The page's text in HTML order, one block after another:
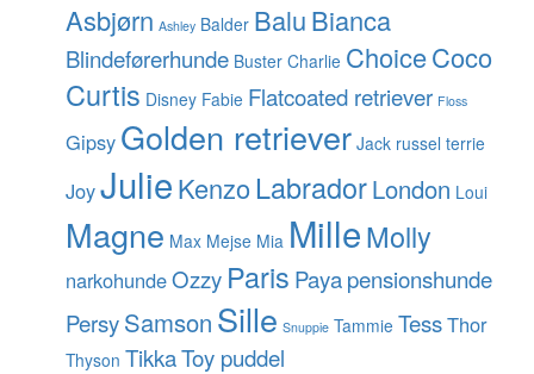
Asbjørn Ashley Balder BaluBianca
Blindeførerhunde Buster Charlie ChoiceCoco
Curtis Disney Fabie Flatcoated retriever Floss
Gipsy Golden retriever Jack russel terrie
JoyJulieKenzoLabradorLondon Loui
Magne Max Mejse Mia MilleMolly
narkohundeOzzy Paris Payapensionshunde
PersySamson Sille Snuppie Tammie TessThor
Thyson TikkaToy puddel